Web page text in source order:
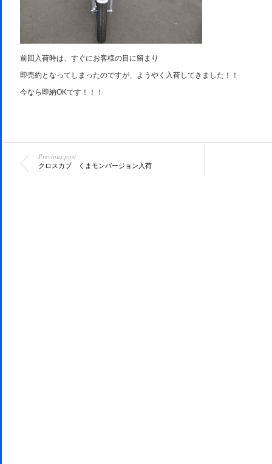
前回入荷時は、すぐにお客様の目に留まり
即売約となってしまったのですが、ようやく入荷してきました！！
今なら即納OKです！！！
Previous post
クロスカブ くまモンバージョン入荷